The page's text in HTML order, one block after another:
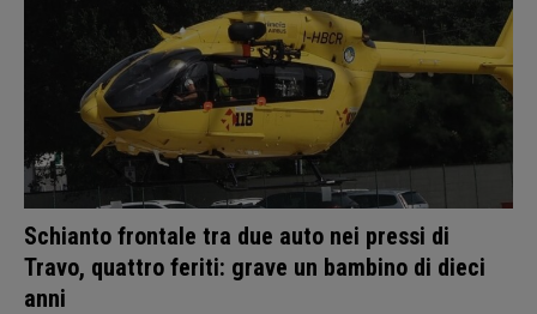
Schianto frontale tra due auto nei pressi di
Travo, quattro feriti: grave un bambino di dieci
anni